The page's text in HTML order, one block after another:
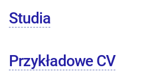
Studia
Przykładowe CV